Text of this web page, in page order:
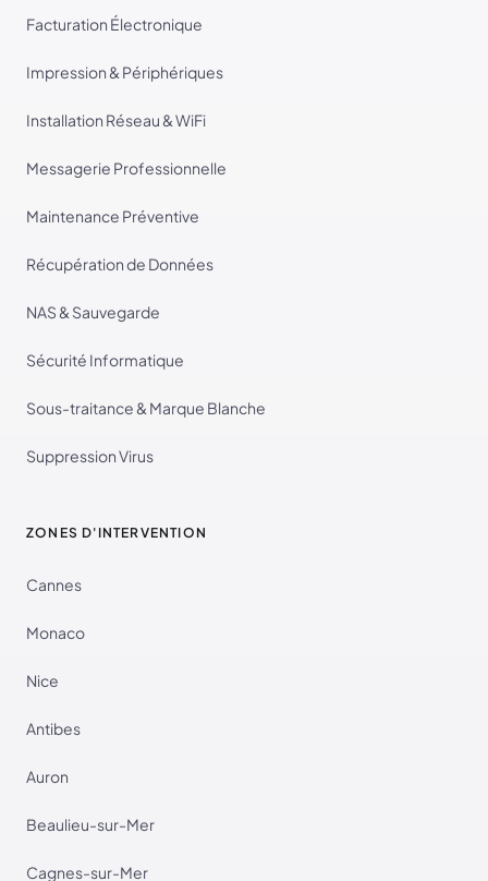
Facturation Électronique
Impression & Périphériques
Installation Réseau & WiFi
Messagerie Professionnelle
Maintenance Préventive
Récupération de Données
NAS & Sauvegarde
Sécurité Informatique
Sous-traitance & Marque Blanche
Suppression Virus
ZONES D'INTERVENTION
Cannes
Monaco
Nice
Antibes
Auron
Beaulieu-sur-Mer
Cagnes-sur-Mer